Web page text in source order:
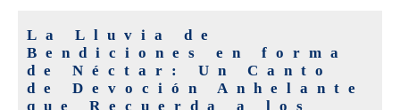
La Lluvia de
Bendiciones en forma
de Néctar: Un Canto
de Devoción Anhelante
que Recuerda a los